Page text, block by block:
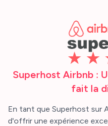
Superhost Airbnb :
fait la
En tant que Superhost sur
d'offrir une expérience